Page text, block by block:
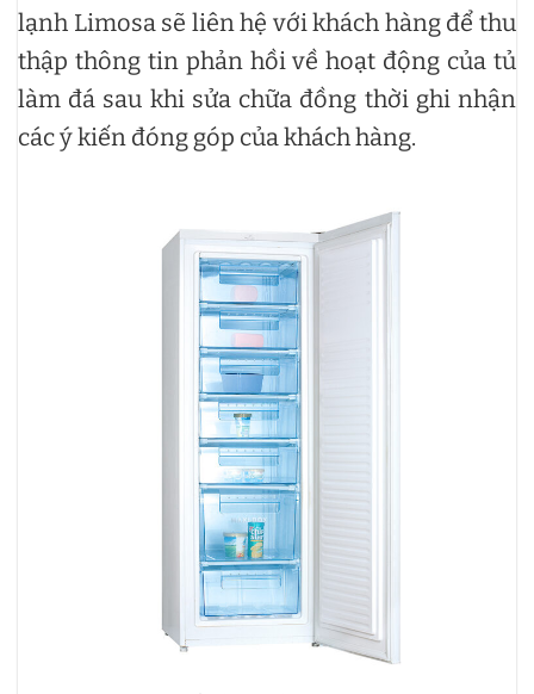
lạnh Limosa sẽ liên hệ với khách hàng để thu
thập thông tin phản hồi về hoạt động của tủ
làm đá sau khi sửa chữa đồng thời ghi nhận
các ý kiến ​​đóng góp của khách hàng.